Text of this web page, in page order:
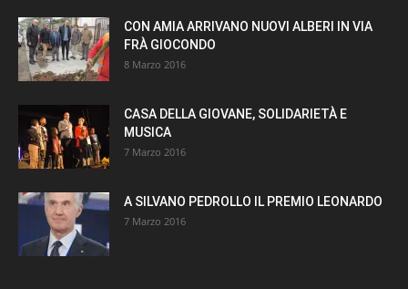
CON AMIA ARRIVANO NUOVI ALBERI IN VIA
FRÀ GIOCONDO
8 Marzo 2016
CASA DELLA GIOVANE, SOLIDARIETÀ E
MUSICA
7 Marzo 2016
A SILVANO PEDROLLO IL PREMIO LEONARDO
7 Marzo 2016